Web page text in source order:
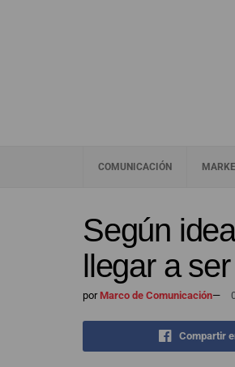
COMUNICACIÓN
Según
llegar a
porMarco de Comunicación—
Compartir